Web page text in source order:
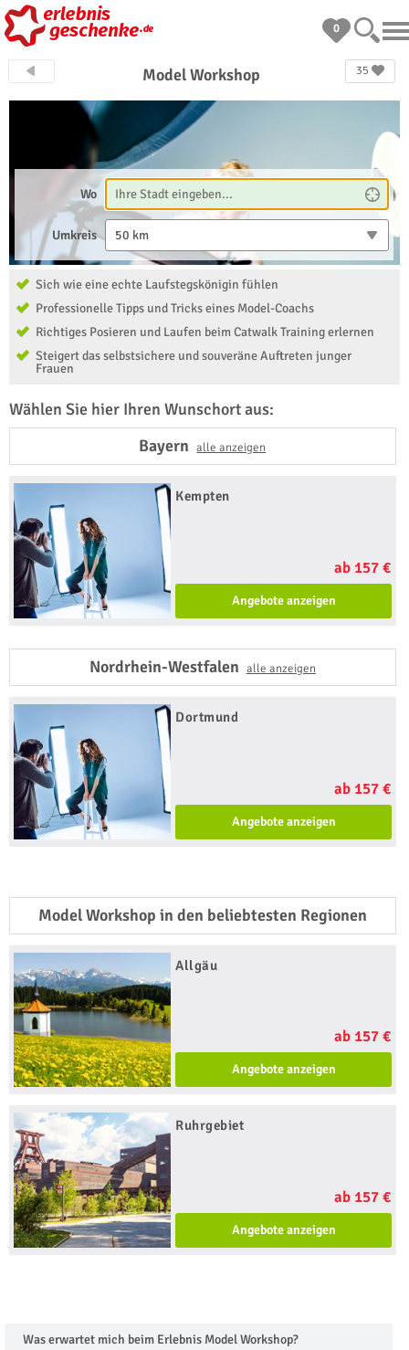
0
35
Model Workshop
Wo
Umkreis 50 km
Sich wie eine echte Laufstegskönigin fühlen
Professionelle Tipps und Tricks eines Model-Coachs
Richtiges Posieren und Laufen beim Catwalk Training erlernen
Steigert das selbstsichere und souveräne Auftreten junger
Frauen
Wählen Sie hier Ihren Wunschort aus:
Bayernalle anzeigen
Kempten
ab 157 €
Angebote anzeigen
Nordrhein-Westfalen alle anzeigen
Dortmund
ab 157 €
Angebote anzeigen
Model Workshop in den beliebtesten Regionen
Allgäu
ab 157 €
Angebote anzeigen
Ruhrgebiet
ab 157 €
Angebote anzeigen
Was erwartet mich beim Erlebnis Model Workshop?